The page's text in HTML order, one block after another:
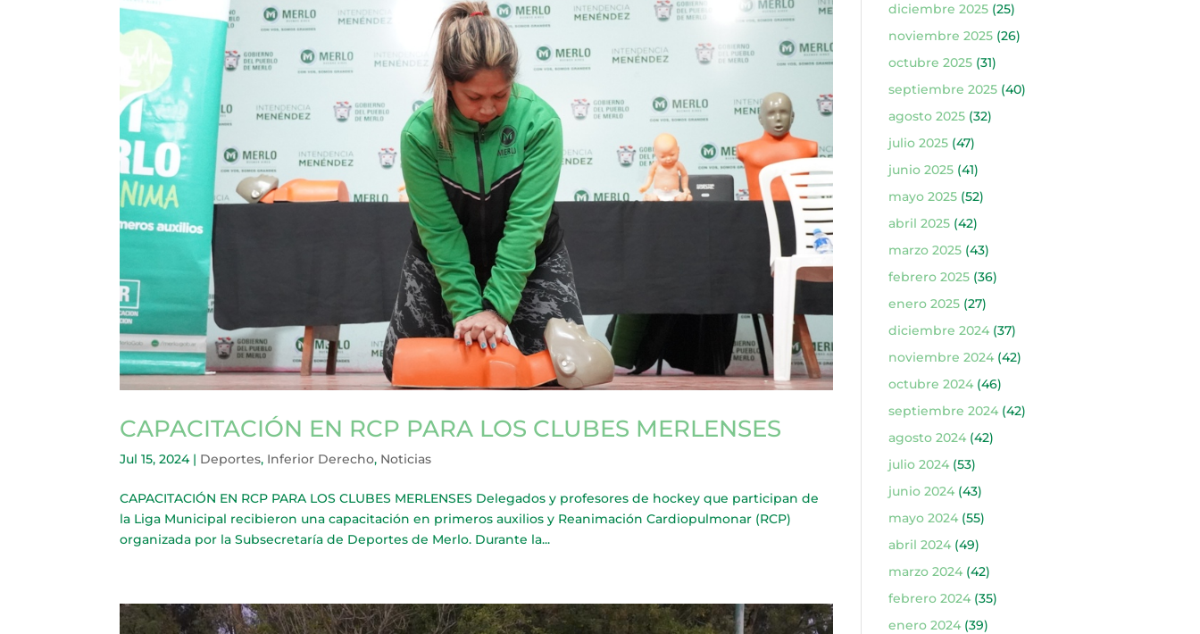
CAPACITACIÓN EN RCP PARA LOS CLUBES MERLENSES
Jul 15, 2024| Deportes, Inferior Derecho, Noticias
CAPACITACIÓN EN RCP PARA LOS CLUBES MERLENSES Delegados y profesores de hockey que participan de
la Liga Municipal recibieron una capacitación en primeros auxilios y Reanimación Cardiopulmonar (RCP)
organizada por la Subsecretaría de Deportes de Merlo. Durante la...
diciembre 2025(25)
noviembre 2025(26)
octubre 2025(31)
septiembre 2025(40)
agosto 2025(32)
julio 2025(47)
junio 2025(41)
mayo 2025(52)
abril 2025(42)
marzo 2025(43)
febrero 2025(36)
enero 2025(27)
diciembre 2024(37)
noviembre 2024(42)
octubre 2024(46)
septiembre 2024(42)
agosto 2024(42)
julio 2024(53)
junio 2024(43)
mayo 2024(55)
abril 2024(49)
marzo 2024(42)
febrero 2024(35)
enero 2024(39)